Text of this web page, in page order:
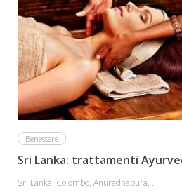
Benessere
Sri Lanka: trattamenti
Sri Lanka: Colombo, Anurādhapura, ...